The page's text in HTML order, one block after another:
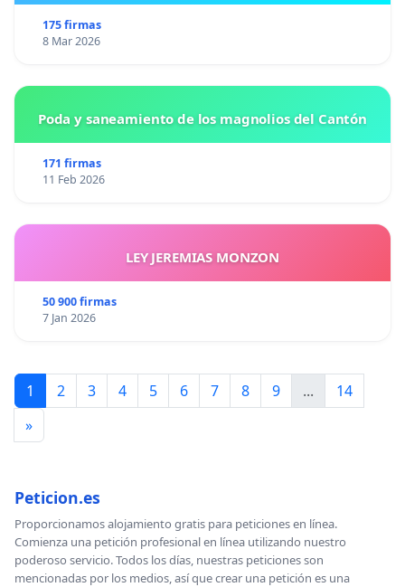
175 firmas
8 Mar 2026
Poda y saneamiento de los magnolios del Cantón
171 firmas
11 Feb 2026
LEY JEREMIAS MONZON
50 900 firmas
7 Jan 2026
1 2 3 4 5 6 7 8 9 ...
14
»
Peticion.es
Proporcionamos alojamiento gratis para peticiones en línea.
Comienza una petición profesional en línea utilizando nuestro
poderoso servicio. Todos los días, nuestras peticiones son
mencionadas por los medios, así que crear una petición es una